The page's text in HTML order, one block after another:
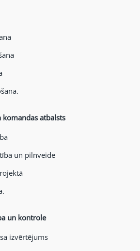
atbalsts
un pilnveide
un kontrole
izvērtējums